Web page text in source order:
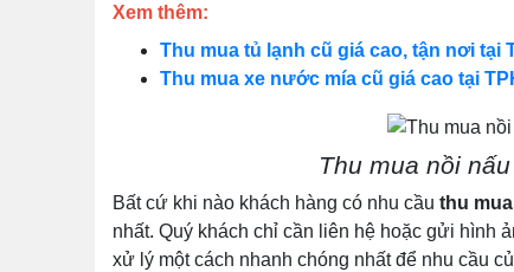
Xem thêm:
Thu mua tủ lạnh cũ giá cao, tận nơi tại
Thu mua xe nước mía cũ giá cao tại
Thu mua nồi
Bất cứ khi nào khách hàng có nhu cầu thu
nhất. Quý khách chỉ cần liên hệ hoặc gửi hình
xử lý một cách nhanh chóng nhất để nhu cầu